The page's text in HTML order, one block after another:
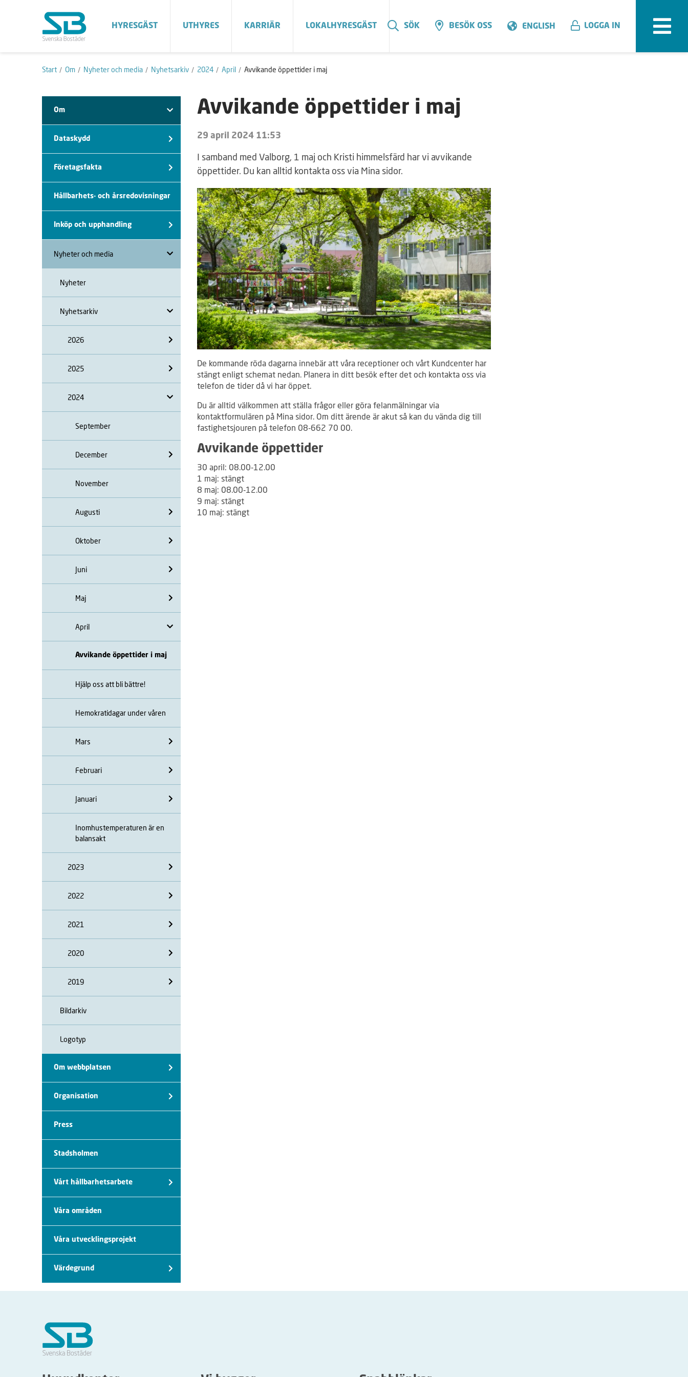
HYRESGÄST UTHYRES KARRIÄR LOKALHYRESGÄST SÖK BESÖK OSS ENGLISH LOGGA IN
Start Om Nyheter och media Nyhetsarkiv 2024 April Avvikande öppettider i maj
Om
Dataskydd
Företagsfakta
Hållbarhets- och årsredovisningar
Inköp och upphandling
Nyheter och media
Nyheter
Nyhetsarkiv
2026
2025
2024
September
December
November
Augusti
Oktober
Juni
Maj
April
Avvikande öppettider i maj
Hjälp oss att bli bättre!
Hemokratidagar under våren
Mars
Februari
Januari
Inomhustemperaturen är en
balansakt
2023
2022
2021
2020
2019
Bildarkiv
Logotyp
Om webbplatsen
Organisation
Press
Stadsholmen
Vårt hållbarhetsarbete
Våra områden
Våra utvecklingsprojekt
Värdegrund
Avvikande öppettider i maj
29 april 2024 11:53
I samband med Valborg, 1 maj och Kristi himmelsfärd har vi avvikande
öppettider. Du kan alltid kontakta oss via Mina sidor.
De kommande röda dagarna innebär att våra receptioner och vårt Kundcenter har
stängt enligt schemat nedan. Planera in ditt besök efter det och kontakta oss via
telefon de tider då vi har öppet.
Du är alltid välkommen att ställa frågor eller göra felanmälningar via
kontaktformulären på Mina sidor. Om ditt ärende är akut så kan du vända dig till
fastighetsjouren på telefon 08-662 70 00.
Avvikande öppettider
30 april: 08.00-12.00
1 maj: stängt
8 maj: 08.00-12.00
9 maj: stängt
10 maj: stängt